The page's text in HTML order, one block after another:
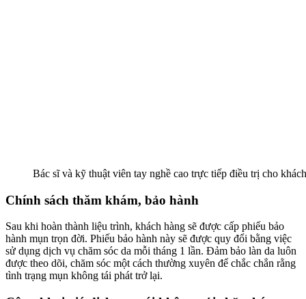
Bác sĩ và kỹ thuật viên tay nghề cao trực tiếp điều trị cho
Chính sách thăm khám, bảo hành
Sau khi hoàn thành liệu trình, khách hàng sẽ được cấp phiếu bảo
hành mụn trọn đời. Phiếu bảo hành này sẽ được quy đổi bằng việc
sử dụng dịch vụ chăm sóc da mỗi tháng 1 lần. Đảm bảo làn da luôn
được theo dõi, chăm sóc một cách thường xuyên để chắc chắn rằng
tình trạng mụn không tái phát trở lại.